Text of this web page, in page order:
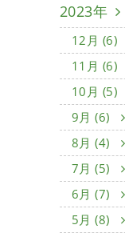
2023年
12月 (6)
11月 (6)
10月 (5)
9月 (6)
8月 (4)
7月 (5)
6月 (7)
5月 (8)